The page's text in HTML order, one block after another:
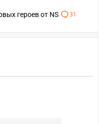
героев от NS
31